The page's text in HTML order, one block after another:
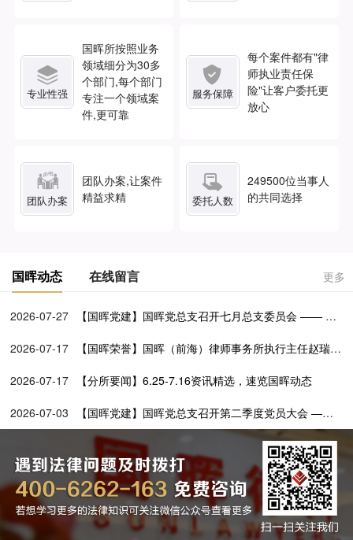

专业性强
国晖所按照业务
领域细分为30多
个部门,每个部门
专注一个领域案
件,更可靠

服务保障
每个案件都有"律
师执业责任保
险"让客户委托更
放心

团队办案
团队办案,让案件
精益求精

委托人数
249500位当事人
的共同选择
更多
国晖动态 在线留言
2026-07-27
【国晖党建】国晖党总支召开七月总支委员会 —— 学
2026-07-17
【国晖荣誉】国晖（前海）律师事务所执行主任赵瑞媛
2026-07-17
【分所要闻】6.25-7.16资讯精选，速览国晖动态
2026-07-03
【国晖党建】国晖党总支召开第二季度党员大会 ——
党建引领公益路 法律服务暖基层